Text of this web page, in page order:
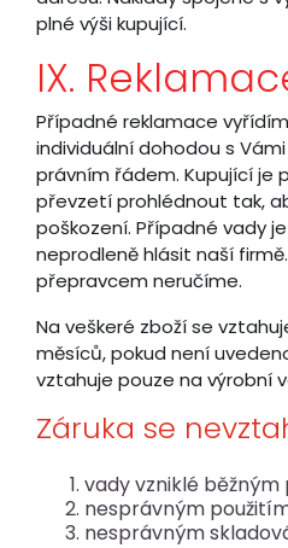
plné výši kupující.
IX.
Případné reklamace
individuální dohodou s
právním řádem. Kupující je
převzetí prohlédnout tak,
poškození. Případné vady
neprodleně hlásit naší
přepravcem neručíme.
Na veškeré zboží se
měsíců, pokud není
vztahuje pouze na výrobní
Záruka se
vady vzniklé
nesprávným
nesprávným